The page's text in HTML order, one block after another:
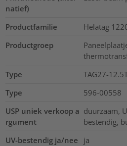
natief)
Productfamilie
Helatag
Productgroep
Type
TAG27-
Type
596-00558
USP uniek verkoop a
rgument
duurzaam,
bestendig,
UV-bestendig ja/nee
ja